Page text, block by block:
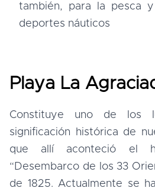
también, para la pesca
deportes náuticos
Playa La
Constituye uno de los
significación histórica de
que allí aconteció el
“Desembarco de los 33
de 1825. Actualmente se